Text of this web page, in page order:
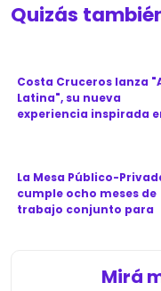
Quizás
Costa Cruceros lanza
Latina", su nueva
experiencia inspirada
La Mesa Público-
cumple ocho meses de
trabajo conjunto para
Mirá